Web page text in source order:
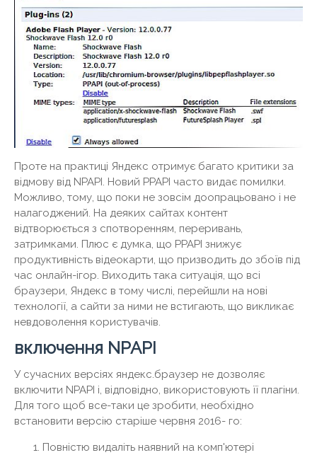
Проте на практиці Яндекс отримує багато критики за
відмову від NPAPI. Новий PPAPI часто видає помилки.
Можливо, тому, що поки не зовсім доопрацьовано і не
налагоджений. На деяких сайтах контент
відтворюється з спотворенням, переривань,
затримками. Плюс є думка, що PPAPI знижує
продуктивність відеокарти, що призводить до збоїв під
час онлайн-ігор. Виходить така ситуація, що всі
браузери, Яндекс в тому числі, перейшли на нові
технології, а сайти за ними не встигають, що викликає
невдоволення користувачів.
включення NPAPI
У сучасних версіях яндекс.браузер не дозволяє
включити NPAPI і, відповідно, використовують її плагіни.
Для того щоб все-таки це зробити, необхідно
встановити версію старіше червня 2016- го:
Повністю видаліть наявний на комп'ютері